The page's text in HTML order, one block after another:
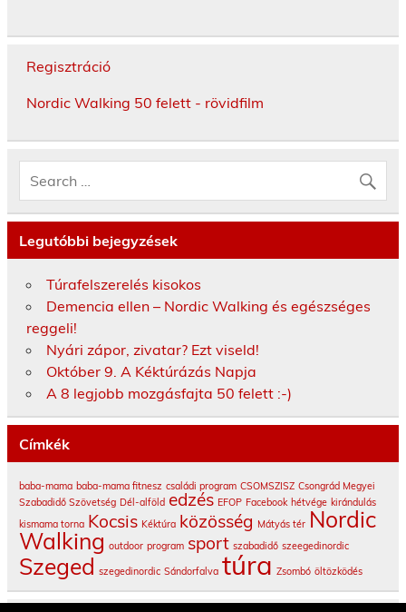
Regisztráció
Nordic Walking 50 felett - rövidfilm
Legutóbbi bejegyzések
Túrafelszerelés kisokos
Demencia ellen – Nordic Walking és egészséges
reggeli!
Nyári zápor, zivatar? Ezt viseld!
Október 9. A Kéktúrázás Napja
A 8 legjobb mozgásfajta 50 felett :-)
Címkék
baba-mama baba-mama fitnesz családi program CSOMSZISZ Csongrád Megyei
Szabadidő Szövetség Dél-alföld edzés EFOP Facebook hétvége kirándulás
kismama torna Kocsis Kéktúra közösség Mátyás tér Nordic
Walking outdoor program sport szabadidő szeegedinordic
Szeged szegedinordic Sándorfalva túra Zsombó öltözködés